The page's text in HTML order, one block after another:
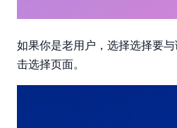
如果你是老用户，选择选择要
击选择页面。